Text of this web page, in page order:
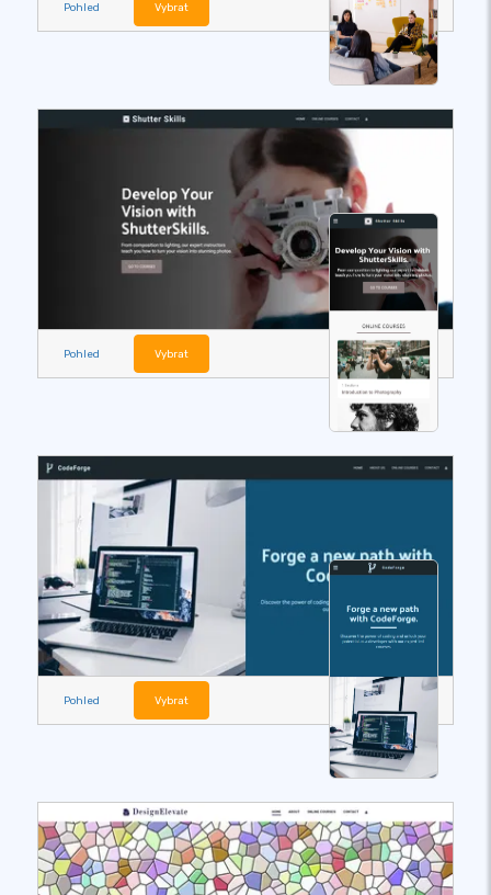
Pohled Vybrat
Pohled Vybrat
Pohled Vybrat